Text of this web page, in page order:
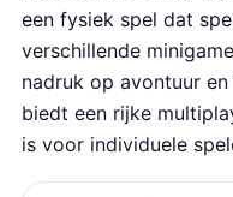
een fysiek spel dat
verschillende
nadruk op avontuur
biedt een rijke
is voor individuele